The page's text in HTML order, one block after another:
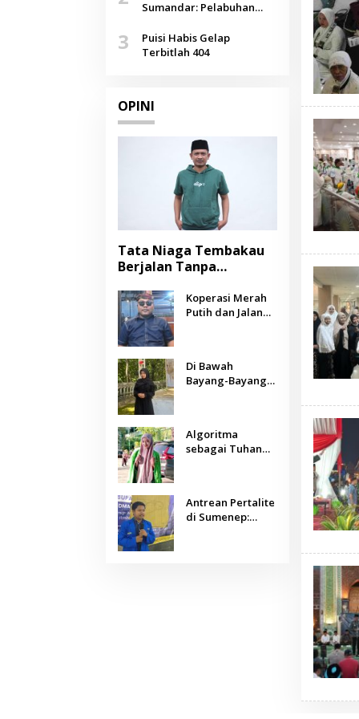
Agustus
Sumandar: Pelabuhan
Selendang Benang Merah
Lombang
3
Puisi Habis Gelap
Terbitlah 404
OPINI
Tata Niaga Tembakau
Berjalan Tanpa
Negara Berpihak
kepada Petani?
Koperasi Merah
Putih dan Jalan
Di Bawah
Bayang-Bayang
Era Kecerdasan
Buatan
Algoritma
sebagai Tuhan
Antrean Pertalite
di Sumenep: